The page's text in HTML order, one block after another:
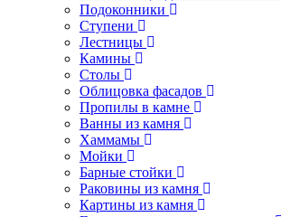
Подоконники
Ступени
Лестницы
Камины
Столы
Облицовка фасадов
Пропилы в камне
Ванны из камня
Хаммамы
Мойки
Барные стойки
Раковины из камня
Картины из камня